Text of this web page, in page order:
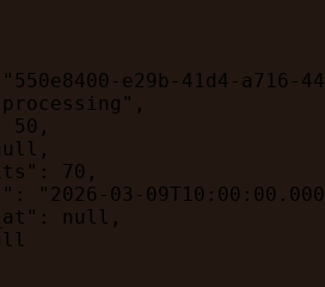
"550e8400-e29b-41d4-a716-
,
50 ,
,
: 70 ,
:
"2026-03-
: null ,